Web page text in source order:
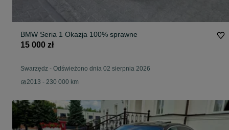
BMW Seria 1 Okazja 100% sprawne
15 000 zł
Swarzędz - Odświeżono dnia 02 sierpnia 2026
2013 - 230 000 km